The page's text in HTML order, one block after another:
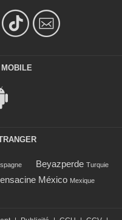
Beyazperde Turquie
México Mexique